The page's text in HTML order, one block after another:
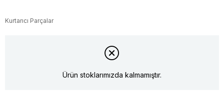
Kurtarıcı Parçalar
Ürün stoklarımızda kalmamıştır.